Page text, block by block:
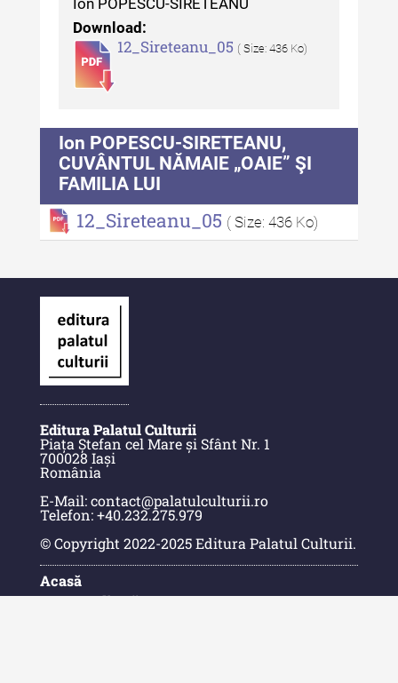
Buletinul Muzeului Științei și
Tehnicii ”Ștefan Procopiu” - An
XIV / Nr. 14 / 2020
Buletinul Muzeului Științei și
XII / Nr. 13 / 2019
Indexul Complet
Buletinul Centrului de Cercetare și
Conservare-Restaurare a
Buletinul Centrului de Cercetare
și Conservare-Restaurare a
Patrimoniului - 2021
Buletinul Centrului de Cercetare
și Conservare-Restaurare a
Patrimoniului - 2020
Buletinul Centrului de Cercetare
și Conservare-Restaurare a
Patrimoniului - 2019
Indexul Complet
MediCult - Revista de mediere
culturală
Ion POPESCU-SIRETEANU
Download:
12_Sireteanu_05 ( Size: 436 Ko)
Ion POPESCU-SIRETEANU,
CUVÂNTUL NĂMAIE „OAIE” ŞI
FAMILIA LUI
12_Sireteanu_05 ( Size: 436 Ko)
Editura Palatul Culturii
Piața Ștefan cel Mare și Sfânt Nr. 1
700028 Iași
România
E-Mail: contact@palatulculturii.ro
Telefon: +40.232.275.979
© Copyright 2022-2025 Editura Palatul Culturii.
Acasă
Despre Editură